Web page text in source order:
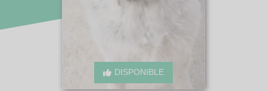
DISPONIBLE